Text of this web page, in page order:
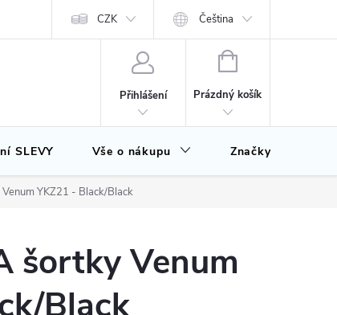
CZK Čeština
Přihlášení
NÁKUPNÍ
Prázdný košík
SLEVY Vše o nákupu Značky
YKZ21 - Black/Black
šortky Venum
Black